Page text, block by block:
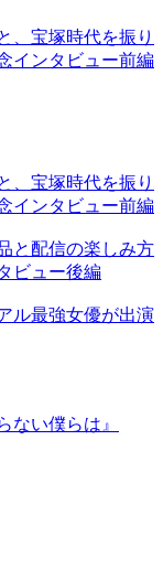
、宝塚時代を振り
インタビュー前編
、宝塚時代を振り
インタビュー前編
と配信の楽しみ方
ビュー後編
ル最強女優が出演
ない僕らは』